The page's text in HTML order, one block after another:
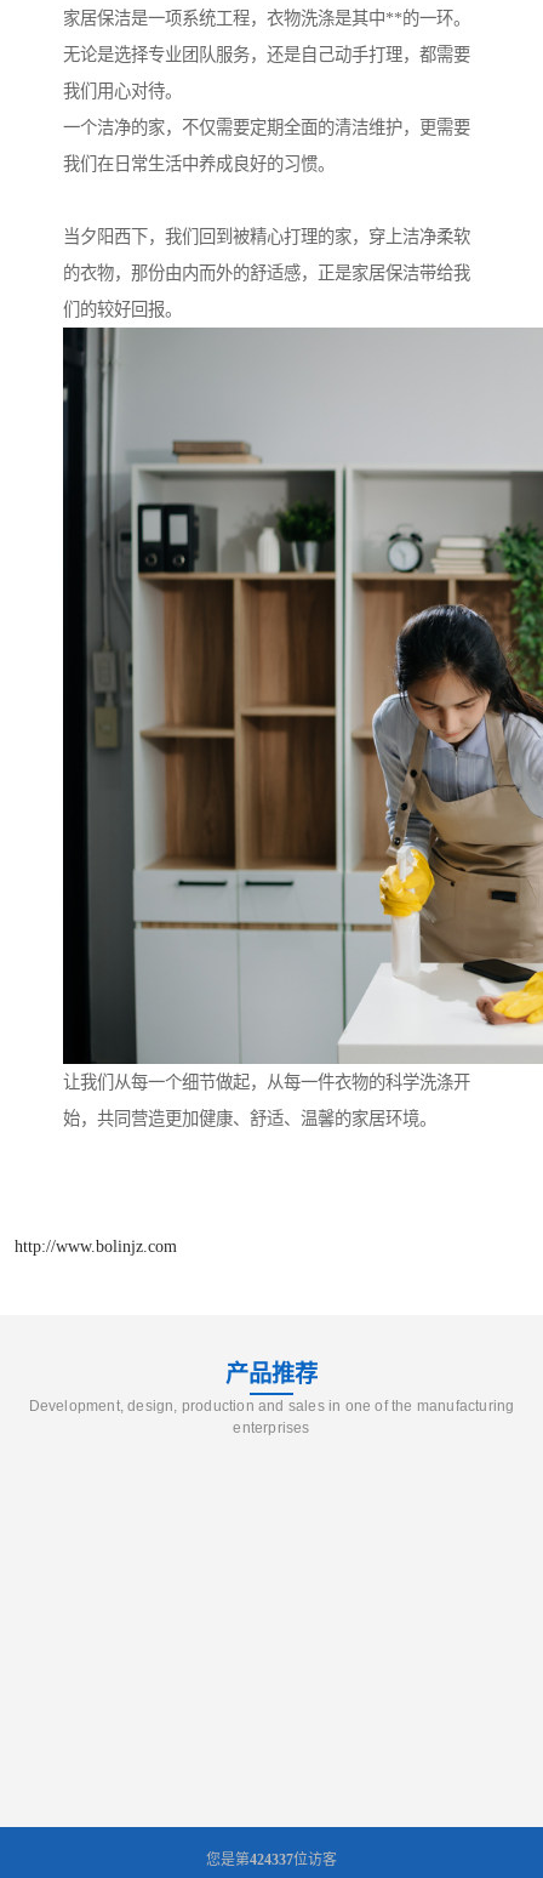
家居保洁是一项系统工程，衣物洗涤是其中**的一环。
无论是选择专业团队服务，还是自己动手打理，都需要
我们用心对待。
一个洁净的家，不仅需要定期全面的清洁维护，更需要
我们在日常生活中养成良好的习惯。
当夕阳西下，我们回到被精心打理的家，穿上洁净柔软
的衣物，那份由内而外的舒适感，正是家居保洁带给我
们的较好回报。
让我们从每一个细节做起，从每一件衣物的科学洗涤开
始，共同营造更加健康、舒适、温馨的家居环境。
http://www.bolinjz.com
产品推荐
Development, design, production and sales in one of the manufacturing
enterprises
您是第424337位访客